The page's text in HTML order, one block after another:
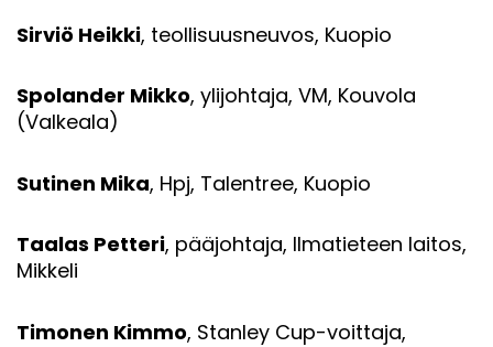
Sirviö Heikki, teollisuusneuvos, Kuopio
Spolander Mikko, ylijohtaja, VM, Kouvola
(Valkeala)
Sutinen Mika, Hpj, Talentree, Kuopio
Taalas Petteri, pääjohtaja, Ilmatieteen laitos,
Mikkeli
Timonen Kimmo, Stanley Cup-voittaja,